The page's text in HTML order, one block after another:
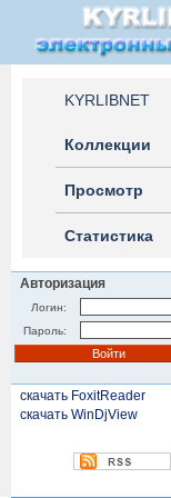
KYRLIBNET
Коллекции
Просмотр
Статистика
Авторизация
Логин:
Пароль:
скачать FoxitReader
скачать WinDjView